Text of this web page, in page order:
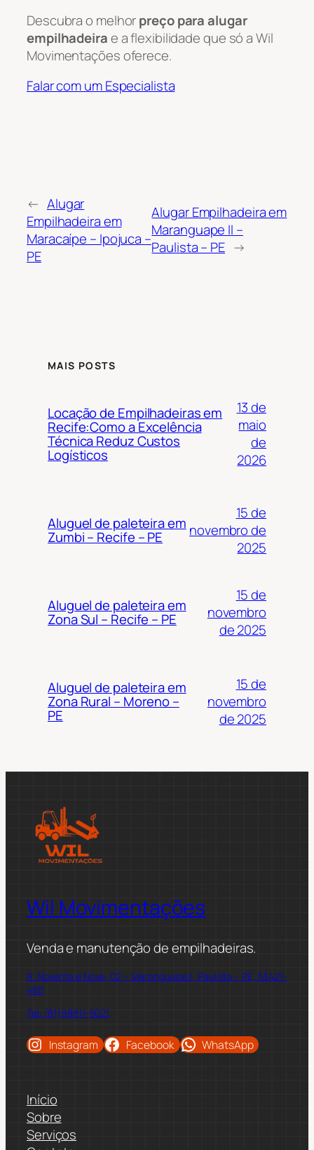
Descubra o melhorpreço para alugar
empilhadeirae a flexibilidade que só a Wil
Movimentações oferece.
Falar com um Especialista
← Alugar
Empilhadeira em
Maracaípe – Ipojuca –
PE
Alugar Empilhadeira em
Maranguape II –
Paulista – PE →
MAIS POSTS
Locação de Empilhadeiras em
Recife:Como a Excelência
Técnica Reduz Custos
Logísticos
13 de
maio
de
2026
Aluguel de paleteira em
Zumbi – Recife – PE
15 de
novembro de
2025
Aluguel de paleteira em
Zona Sul – Recife – PE
15 de
novembro
de 2025
Aluguel de paleteira em
Zona Rural – Moreno –
PE
15 de
novembro
de 2025
Wil Movimentações
Venda e manutenção de empilhadeiras.
R. Noventa e Nove, 02 – Maranguape II, Paulista – PE, 53421-
480
Tel: (81)98811-5021
Instagram Facebook WhatsApp
Início
Sobre
Serviços